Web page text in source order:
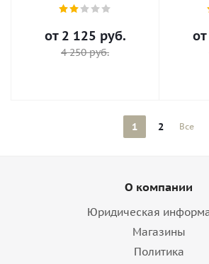
от 2 125 руб.
4 250 руб.
от
1 2 Все
О компании
Юридическая
Магазины
Политика